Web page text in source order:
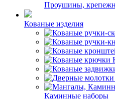
Проушины,
Кованые изделия
Каминные наборы